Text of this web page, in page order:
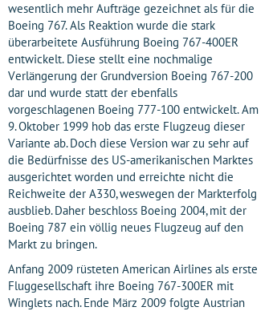
wesentlich mehr Aufträge gezeichnet als für die
Boeing 767. Als Reaktion wurde die stark
überarbeitete Ausführung Boeing 767-400ER
entwickelt. Diese stellt eine nochmalige
Verlängerung der Grundversion Boeing 767-200
dar und wurde statt der ebenfalls
vorgeschlagenen Boeing 777-100 entwickelt. Am
9. Oktober 1999 hob das erste Flugzeug dieser
Variante ab. Doch diese Version war zu sehr auf
die Bedürfnisse des US-amerikanischen Marktes
ausgerichtet worden und erreichte nicht die
Reichweite der A330, weswegen der Markterfolg
ausblieb. Daher beschloss Boeing 2004, mit der
Boeing 787 ein völlig neues Flugzeug auf den
Markt zu bringen.
Anfang 2009 rüsteten American Airlines als erste
Fluggesellschaft ihre Boeing 767-300ER mit
Winglets nach. Ende März 2009 folgte Austrian